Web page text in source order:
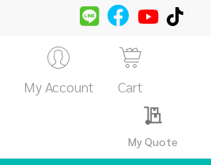
My Quote
My Account Cart